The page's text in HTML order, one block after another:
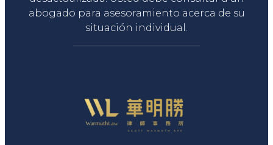
abogado para asesoramiento acerca de su
situación individual.